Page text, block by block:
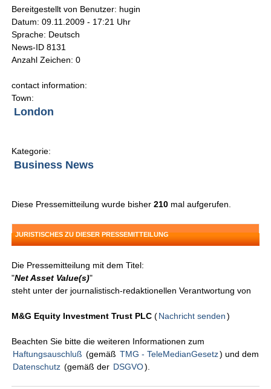
Bereitgestellt von Benutzer: hugin
Datum: 09.11.2009 - 17:21 Uhr
Sprache: Deutsch
News-ID 8131
Anzahl Zeichen: 0
contact information:
Town:
London
Kategorie:
Business News
Diese Pressemitteilung wurde bisher210 mal aufgerufen.
JURISTISCHES ZU DIESER PRESSEMITTEILUNG
Die Pressemitteilung mit dem Titel:
"Net Asset Value(s)"
steht unter der journalistisch-redaktionellen Verantwortung von
M&G Equity Investment Trust PLC (Nachricht senden )
Beachten Sie bitte die weiteren Informationen zum
Haftungsauschluß (gemäß TMG - TeleMedianGesetz) und dem
Datenschutz (gemäß der DSGVO).